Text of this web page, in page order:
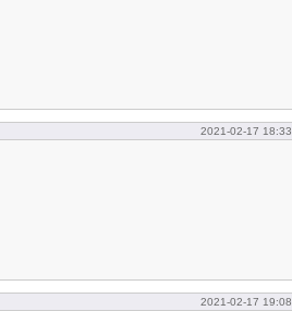
2021-02-17 18:33
2021-02-17 19:08